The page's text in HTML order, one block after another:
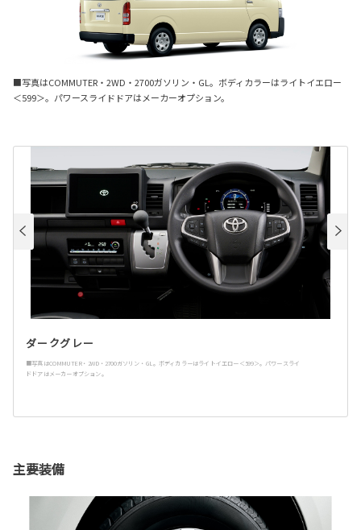
■写真はCOMMUTER・2WD・2700ガソリン・GL。ボディカラーはライトイエロー
＜599＞。パワースライドドアはメーカーオプション。
ダークグレー
■写真はCOMMUTER・2WD・2700ガソリン・GL。ボディカラーはライトイエロー＜599＞。パワースライ
ドドアはメーカーオプション。
主要装備